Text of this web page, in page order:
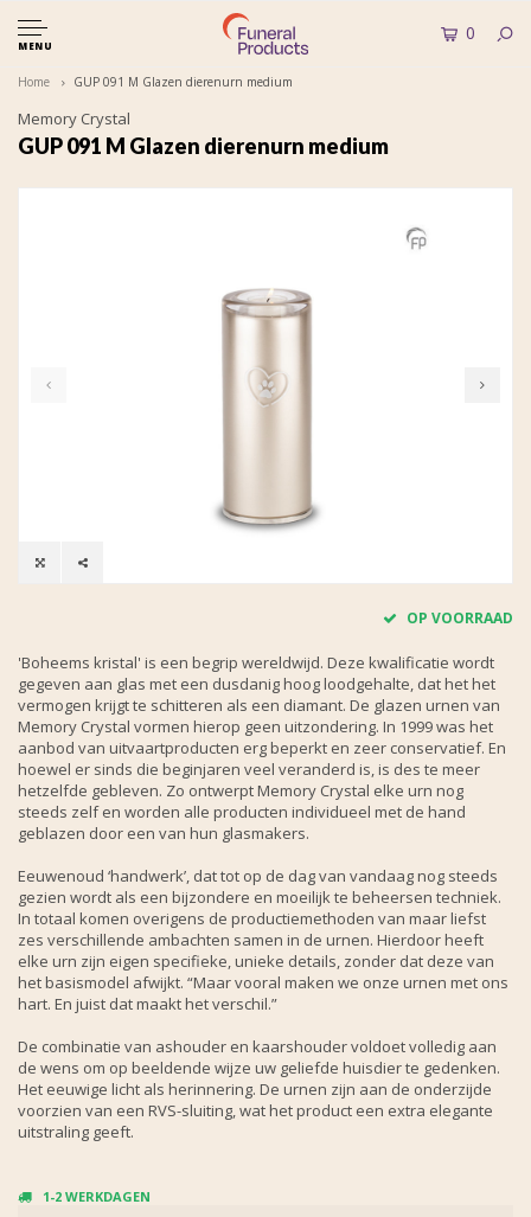
MENU
0
Home GUP 091 M Glazen dierenurn medium
Memory Crystal
GUP 091 M Glazen dierenurn medium
OP VOORRAAD
'Boheems kristal' is een begrip wereldwijd. Deze kwalificatie wordt
gegeven aan glas met een dusdanig hoog loodgehalte, dat het het
vermogen krijgt te schitteren als een diamant. De glazen urnen van
Memory Crystal vormen hierop geen uitzondering. In 1999 was het
aanbod van uitvaartproducten erg beperkt en zeer conservatief. En
hoewel er sinds die beginjaren veel veranderd is, is des te meer
hetzelfde gebleven. Zo ontwerpt Memory Crystal elke urn nog
steeds zelf en worden alle producten individueel met de hand
geblazen door een van hun glasmakers.
Eeuwenoud ‘handwerk’, dat tot op de dag van vandaag nog steeds
gezien wordt als een bijzondere en moeilijk te beheersen techniek.
In totaal komen overigens de productiemethoden van maar liefst
zes verschillende ambachten samen in de urnen. Hierdoor heeft
elke urn zijn eigen specifieke, unieke details, zonder dat deze van
het basismodel afwijkt. “Maar vooral maken we onze urnen met ons
hart. En juist dat maakt het verschil.”
De combinatie van ashouder en kaarshouder voldoet volledig aan
de wens om op beeldende wijze uw geliefde huisdier te gedenken.
Het eeuwige licht als herinnering. De urnen zijn aan de onderzijde
voorzien van een RVS-sluiting, wat het product een extra elegante
uitstraling geeft.
1-2 WERKDAGEN